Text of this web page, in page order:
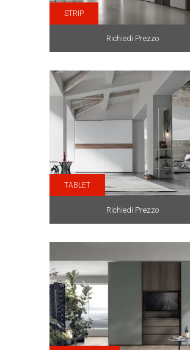
STRIP
Richiedi Prezzo
TABLET
Richiedi Prezzo